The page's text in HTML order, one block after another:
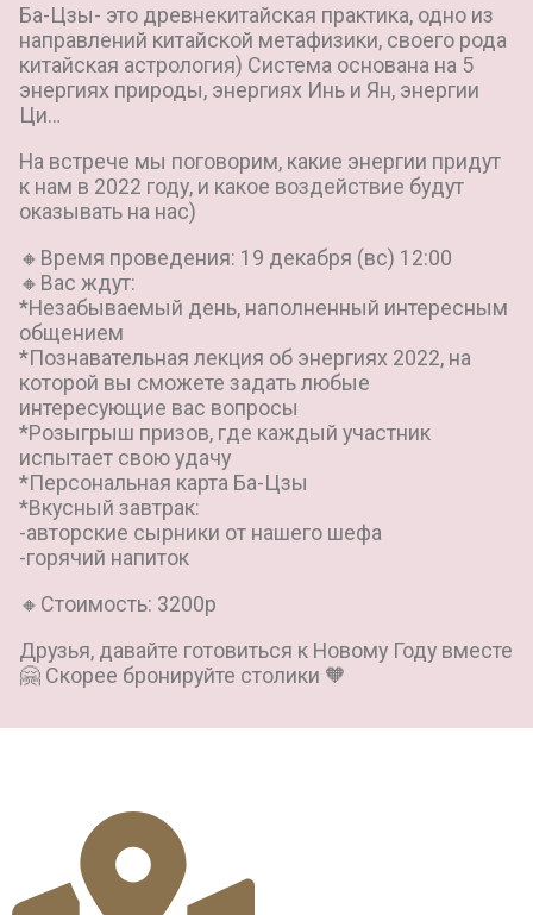
Ба-Цзы- это древнекитайская практика, одно из
направлений китайской метафизики, своего рода
китайская астрология) Система основана на 5
энергиях природы, энергиях Инь и Ян, энергии
Ци…
На встрече мы поговорим, какие энергии придут
к нам в 2022 году, и какое воздействие будут
оказывать на нас)
🔸Время проведения: 19 декабря (вс) 12:00
🔸Вас ждут:
*Незабываемый день, наполненный интересным
общением
*Познавательная лекция об энергиях 2022, на
которой вы сможете задать любые
интересующие вас вопросы
*Розыгрыш призов, где каждый участник
испытает свою удачу
*Персональная карта Ба-Цзы
*Вкусный завтрак:
-авторские сырники от нашего шефа
-горячий напиток
🔸Стоимость: 3200р
Друзья, давайте готовиться к Новому Году вместе
🤗 Скорее бронируйте столики 🧡